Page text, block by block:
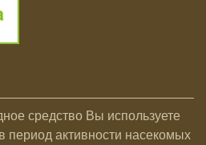
средство Вы используете
период активности насекомых